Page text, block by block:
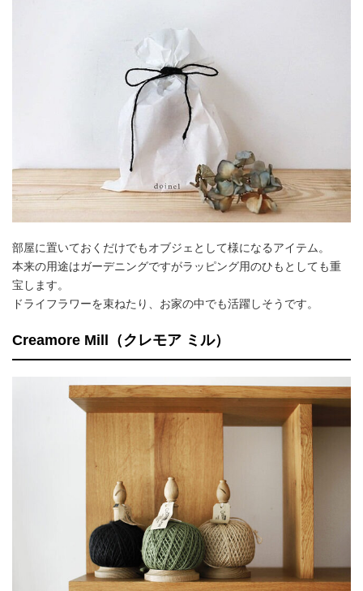
部屋に置いておくだけでもオブジェとして様になるアイテム。
本来の用途はガーデニングですがラッピング用のひもとしても重
宝します。
ドライフラワーを束ねたり、お家の中でも活躍しそうです。
Creamore Mill（クレモア ミル）